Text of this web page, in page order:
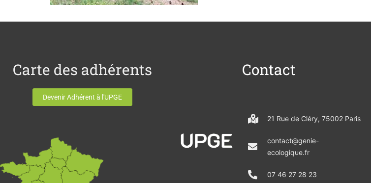
Carte des adhérents
Devenir Adhérent à l'UPGE
Contact
21 Rue de Cléry, 75002 Paris
contact@genie-
ecologique.fr
07 46 27 28 23